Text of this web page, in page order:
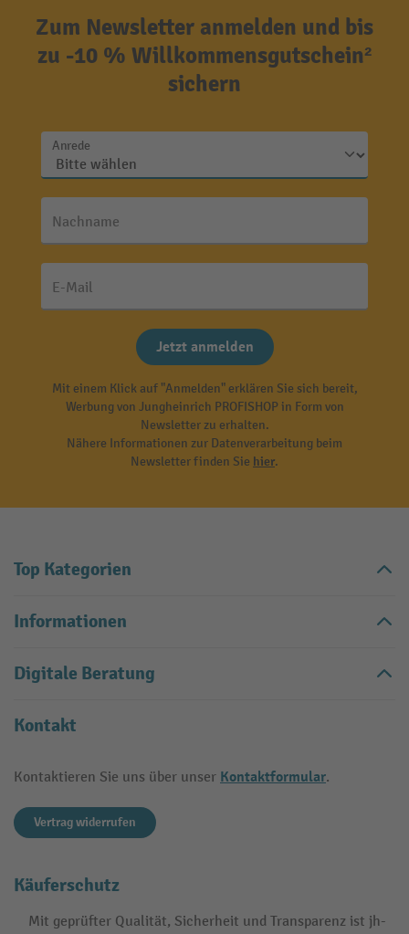
Zum Newsletter anmelden und bis
zu -10 % Willkommensgutschein²
sichern
Anrede
Nachname
E-Mail
Jetzt anmelden
Mit einem Klick auf "Anmelden" erklären Sie sich bereit,
Werbung von Jungheinrich PROFISHOP in Form von
Newsletter zu erhalten.
Nähere Informationen zur Datenverarbeitung beim
Newsletter finden Sie hier.
Top Kategorien
Informationen
Digitale Beratung
Kontakt
Kontaktieren Sie uns über unser Kontaktformular.
Vertrag widerrufen
Käuferschutz
Mit geprüfter Qualität, Sicherheit und Transparenz ist jh-